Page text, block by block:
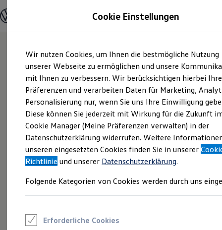
Hauptinhalt
springen
Footer
springen
Modelle und Konfigurator
Modelle vergleichen
Elektroautos
ENERGY Sondermodelle
Nutzfahrzeuge
SUV und CUV
Familienautos
Kombis
Kompaktwagen
Sportwagen
Schnell verfügbare Fahrzeuge
Angebote und Produkte
Aktuelle Angebote
E-Auto-Förderung
Volkswagen Marktplatz
Junge Gebrauchtwagen und Gebrauchtwagen
Saisonangebote
Cookie Einstellungen
Wir nutzen Cookies, um Ihnen die bestmögliche Nutzung
unserer Webseite zu ermöglichen und unsere
mit Ihnen zu verbessern. Wir berücksichtigen hierbei Ihre
Präferenzen und verarbeiten Daten für Marketing,
Personalisierung nur, wenn Sie uns Ihre Einwilligung
Diese können Sie jederzeit mit Wirkung für die Zukunft
Cookie Manager (Meine Präferenzen verwalten) in der
Datenschutzerklärung widerrufen. Weitere
unseren eingesetzten Cookies finden Sie in unserer
Richtlinie und unserer Datenschutzerklärung.
Folgende Kategorien von Cookies werden durch uns
Erforderliche Cookies